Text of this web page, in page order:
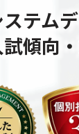
ステム
傾向